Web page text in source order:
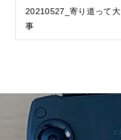
20210527_寄り道って大
事